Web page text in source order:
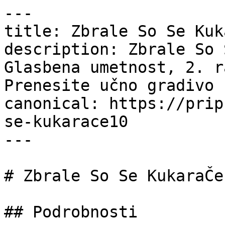
---
title: Zbrale So Se
description: Zbrale So
Glasbena umetnost, 2.
Prenesite učno
canonical: https://
se-kukarace10
---
# Zbrale So Se KukaraČe
## Podrobnosti